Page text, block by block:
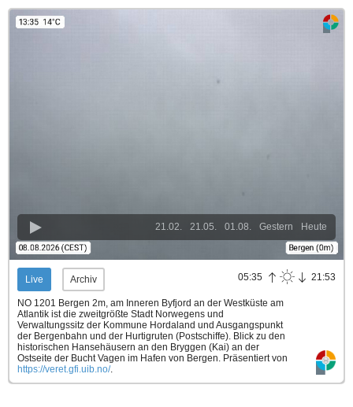
Heute
Gestern
01.08.
21.05.
21.02.
Live Archiv 05:35 21:53
NO 1201 Bergen 2m, am Inneren Byfjord an der Westküste am
Atlantik ist die zweitgrößte Stadt Norwegens und
Verwaltungssitz der Kommune Hordaland und Ausgangspunkt
der Bergenbahn und der Hurtigruten (Postschiffe). Blick zu den
historischen Hansehäusern an den Bryggen (Kai) an der
Ostseite der Bucht Vagen im Hafen von Bergen. Präsentiert von
https://veret.gfi.uib.no/.